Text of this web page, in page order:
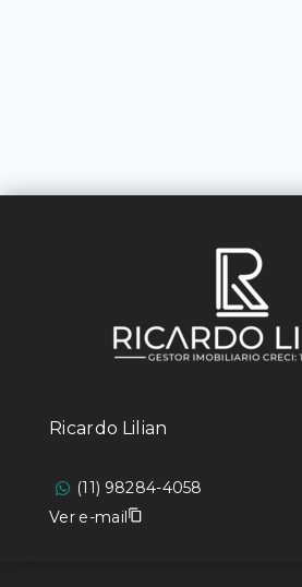
Ricardo Lilian
(11) 98284-4058
Ver e-mail